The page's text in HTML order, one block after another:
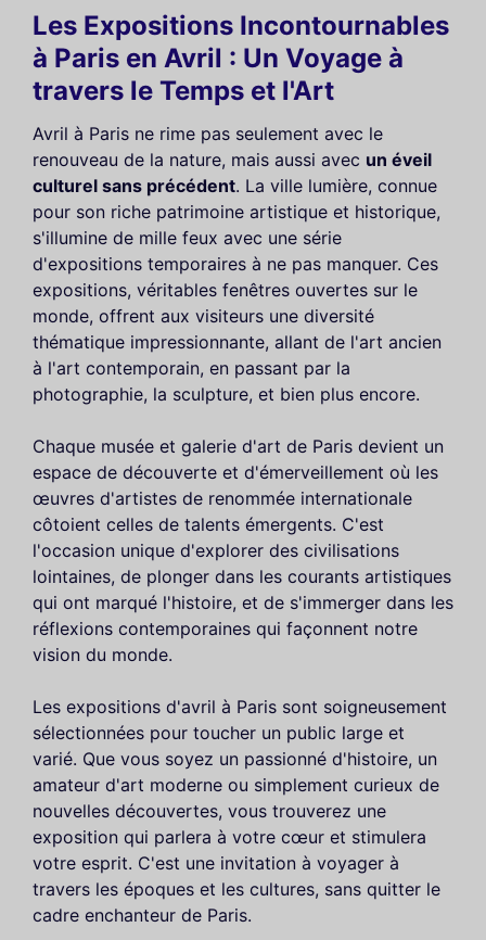
Les Expositions Incontournables
à Paris en Avril : Un Voyage à
travers le Temps et l'Art
Avril à Paris ne rime pas seulement avec le
renouveau de la nature, mais aussi avec un éveil
culturel sans précédent. La ville lumière, connue
pour son riche patrimoine artistique et historique,
s'illumine de mille feux avec une série
d'expositions temporaires à ne pas manquer. Ces
expositions, véritables fenêtres ouvertes sur le
monde, offrent aux visiteurs une diversité
thématique impressionnante, allant de l'art ancien
à l'art contemporain, en passant par la
photographie, la sculpture, et bien plus encore.
Chaque musée et galerie d'art de Paris devient un
espace de découverte et d'émerveillement où les
œuvres d'artistes de renommée internationale
côtoient celles de talents émergents. C'est
l'occasion unique d'explorer des civilisations
lointaines, de plonger dans les courants artistiques
qui ont marqué l'histoire, et de s'immerger dans les
réflexions contemporaines qui façonnent notre
vision du monde.
Les expositions d'avril à Paris sont soigneusement
sélectionnées pour toucher un public large et
varié. Que vous soyez un passionné d'histoire, un
amateur d'art moderne ou simplement curieux de
nouvelles découvertes, vous trouverez une
exposition qui parlera à votre cœur et stimulera
votre esprit. C'est une invitation à voyager à
travers les époques et les cultures, sans quitter le
cadre enchanteur de Paris.